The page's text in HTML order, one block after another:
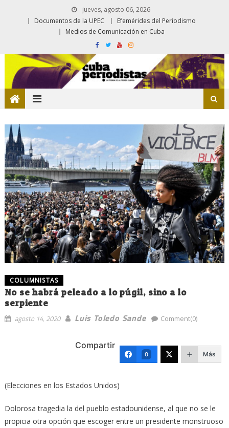
jueves, agosto 06, 2026
Documentos de la UPEC
Efemérides del Periodismo
Medios de Comunicación en Cuba
COLUMNISTAS
No se habrá peleado a lo púgil, sino a lo
serpiente
agosto 14, 2020 Luis Toledo Sande Comment(0)
Compartir
0 Más
(Elecciones en los Estados Unidos)
Dolorosa tragedia la del pueblo estadounidense, al que no se le
propicia otra opción que escoger entre un presidente monstruoso